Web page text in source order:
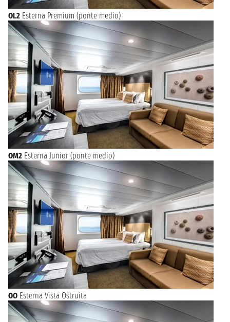
OL2 Esterna Premium (ponte medio)
OM2 Esterna Junior (ponte medio)
OO Esterna Vista Ostruita